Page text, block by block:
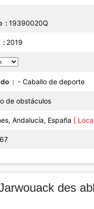
19390020Q
2019
- Caballo de deporte
de obstáculos
Andalucía, España [
des